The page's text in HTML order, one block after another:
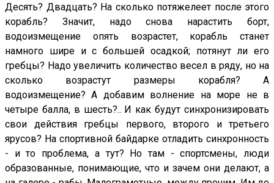
Десять? Двадцать? На сколько потяжелеет после этого
корабль? Значит, надо снова нарастить борт,
водоизмещение опять возрастет, корабль станет
намного шире и с большей осадкой; потянут ли его
гребцы? Надо увеличить количество весел в ряду, но на
сколько возрастут размеры корабля? А
водоизмещение? А добавим волнение на море не в
четыре балла, в шесть?.. И как будут синхронизировать
свои действия гребцы первого, второго и третьего
ярусов? На спортивной байдарке отладить синхронность
- и то проблема, а тут? Но там - спортсмены, люди
образованные, понимающие, что и зачем они делают, а